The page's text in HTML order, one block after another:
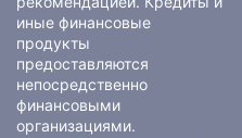
иные финансовые
продукты
предоставляются
непосредственно
финансовыми
организациями.